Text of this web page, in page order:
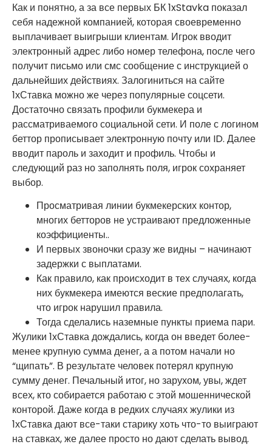
Как и понятно, а за все первых БК 1xStavka показал
себя надежной компанией, которая своевременно
выплачивает выигрыши клиентам. Игрок вводит
электронный адрес либо номер телефона, после чего
получит письмо или смс сообщение с инструкцией о
дальнейших действиях. Залогиниться на сайте
1хСтавка можно же через популярные соцсети.
Достаточно связать профили букмекера и
рассматриваемого социальной сети. И поле с логином
беттор прописывает электронную почту или ID. Далее
вводит пароль и заходит и профиль. Чтобы и
следующий раз но заполнять поля, игрок сохраняет
выбор.
Просматривая линии букмекерских контор,
многих бетторов не устраивают предложенные
коэффициенты..
И первых звоночки сразу же видны – начинают
задержки с выплатами.
Как правило, как происходит в тех случаях, когда
них букмекера имеются веские предполагать,
что игрок нарушил правила.
Тогда сделались наземные пункты приема пари.
Жулики 1хСтавка дождались, когда он введет более-
менее крупную сумма денег, а а потом начали но
“щипать”. В результате человек потерял крупную
сумму денег. Печальный итог, но зарухом, увы, ждет
всех, кто собирается работаю с этой мошеннической
конторой. Даже когда в редких случаях жулики из
1хСтавка дают все-таки старику хоть что-то выиграют
на ставках, же далее просто но дают сделать вывод.